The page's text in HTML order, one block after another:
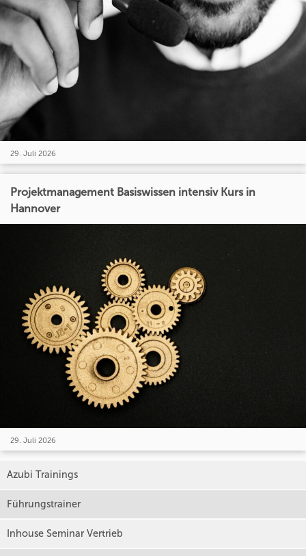
29. Juli 2026
Projektmanagement Basiswissen intensiv Kurs in
Hannover
29. Juli 2026
Azubi Trainings
Führungstrainer
Inhouse Seminar Vertrieb